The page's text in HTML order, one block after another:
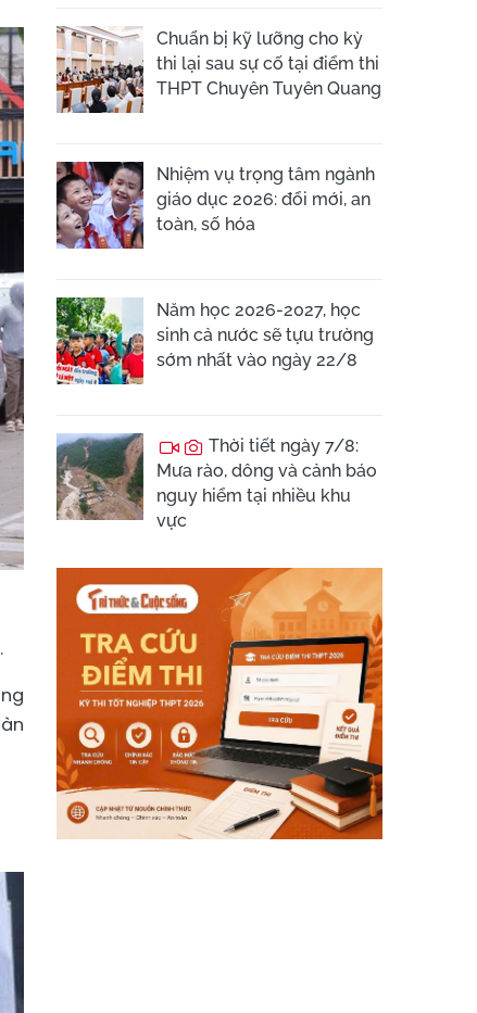
Chuẩn bị kỹ lưỡng cho kỳ
thi lại sau sự cố tại điểm thi
THPT Chuyên Tuyên Quang
Nhiệm vụ trọng tâm ngành
giáo dục 2026: đổi mới, an
toàn, số hóa
Năm học 2026-2027, học
sinh cả nước sẽ tựu trường
sớm nhất vào ngày 22/8
Thời tiết ngày 7/8:
Mưa rào, dông và cảnh báo
nguy hiểm tại nhiều khu
vực